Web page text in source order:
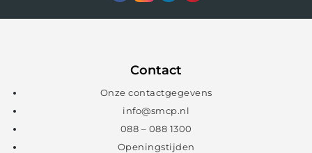
Contact
Onze contactgegevens
info@smcp.nl
088 – 088 1300
Openingstijden